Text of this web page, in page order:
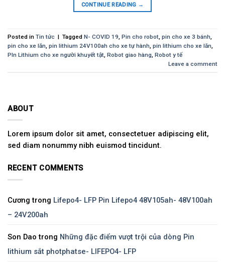
CONTINUE READING →
Posted in Tin tức | Tagged N- COVID 19 Pin cho robot pin cho xe 3 bánh
pin cho xe lăn pin lithium 24V100ah cho xe tự hành pin lithium cho xe lăn
PIn Lithium cho xe người khuyết tật Robot giao hàng Robot y tế
Leave a comment
ABOUT
Lorem ipsum dolor sit amet, consectetuer adipiscing elit,
sed diam nonummy nibh euismod tincidunt.
RECENT COMMENTS
Cương trong Lifepo4- LFP Pin Lifepo4 48V105ah- 48V100ah
– 24V200ah
Son Dao trong Những đặc điểm vượt trội của dòng Pin
lithium sắt photphatse- LIFEPO4- LFP